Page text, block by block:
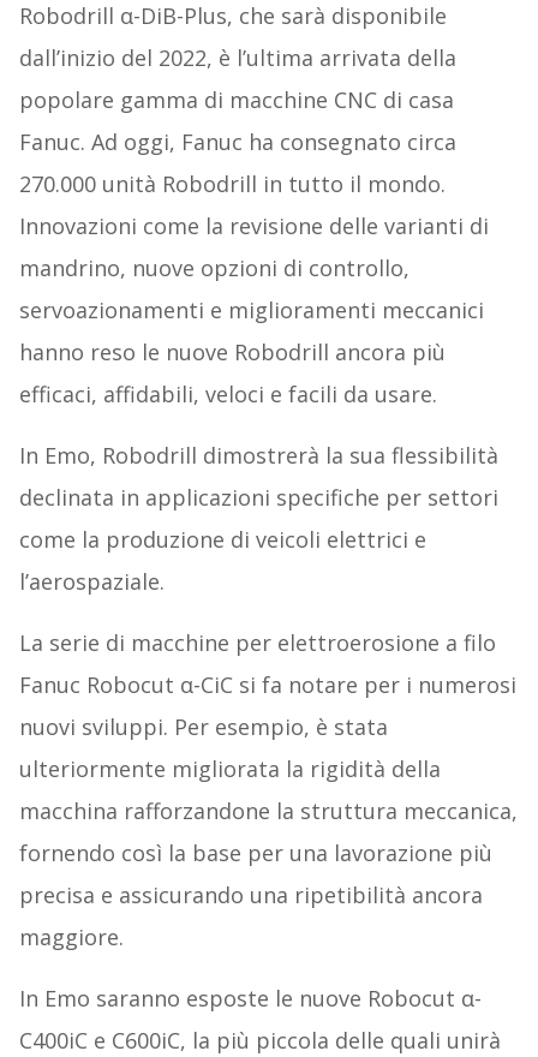
Robodrill α-DiB-Plus, che sarà disponibile
dall’inizio del 2022, è l’ultima arrivata della
popolare gamma di macchine CNC di casa
Fanuc. Ad oggi, Fanuc ha consegnato circa
270.000 unità Robodrill in tutto il mondo.
Innovazioni come la revisione delle varianti di
mandrino, nuove opzioni di controllo,
servoazionamenti e miglioramenti meccanici
hanno reso le nuove Robodrill ancora più
efficaci, affidabili, veloci e facili da usare.
In Emo, Robodrill dimostrerà la sua flessibilità
declinata in applicazioni specifiche per settori
come la produzione di veicoli elettrici e
l’aerospaziale.
La serie di macchine per elettroerosione a filo
Fanuc Robocut α-CiC si fa notare per i numerosi
nuovi sviluppi. Per esempio, è stata
ulteriormente migliorata la rigidità della
macchina rafforzandone la struttura meccanica,
fornendo così la base per una lavorazione più
precisa e assicurando una ripetibilità ancora
maggiore.
In Emo saranno esposte le nuove Robocut α-
C400iC e C600iC, la più piccola delle quali unirà